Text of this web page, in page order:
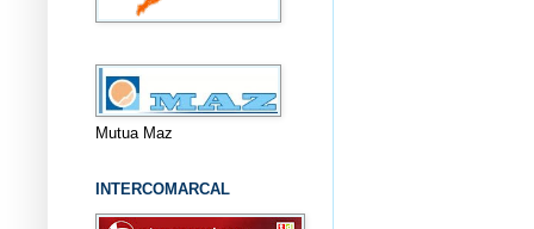
Mutua Maz
INTERCOMARCAL